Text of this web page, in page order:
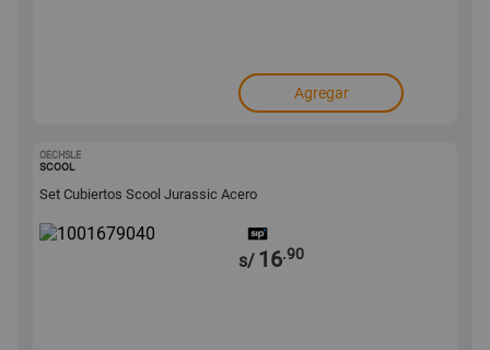
Agregar
OECHSLE
SCOOL
Set Cubiertos Scool Jurassic Acero
s/ 16.90